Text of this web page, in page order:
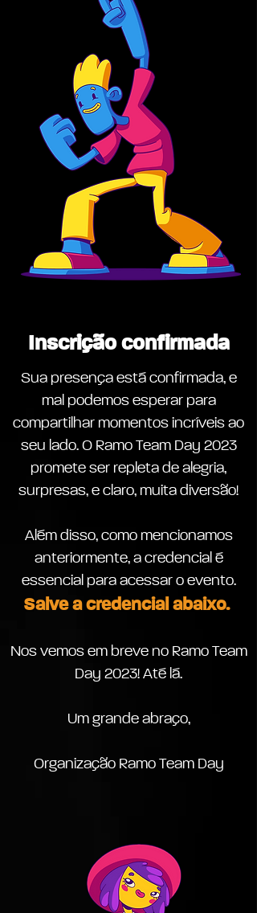
Inscrição confirmada
Sua presença está confirmada, e
mal podemos esperar para
compartilhar momentos incríveis ao
seu lado. O Ramo Team Day 2023
promete ser repleta de alegria,
surpresas, e claro, muita diversão!
Além disso, como mencionamos
anteriormente, a credencial é
essencial para acessar o evento.
Salve a credencial abaixo.
Nos vemos em breve no Ramo Team
Day 2023! Até lá.
Um grande abraço,
Organização Ramo Team Day